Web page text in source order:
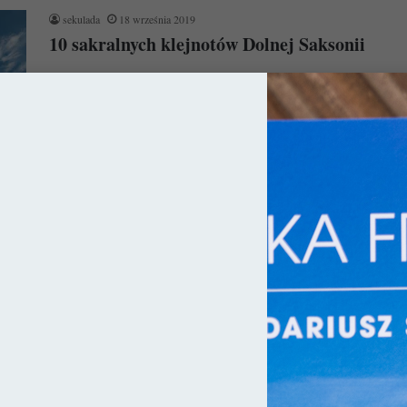
sekulada 18 września 2019
10 sakralnych klejnotów Dolnej Saksonii
Dolna Saksonia pomimo dogodnego położenia na mapie
Niemiec zdaje się być zupełnie nieoczywistym kierunkiem
wypraw. Wielka szkoda, bo można znaleźć…